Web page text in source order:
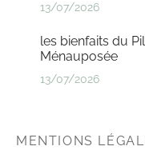
13/07/2026
les bienfaits du
Ménauposée
13/07/2026
MENTIONS